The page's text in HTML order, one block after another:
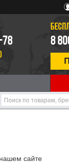
78 8
сайте